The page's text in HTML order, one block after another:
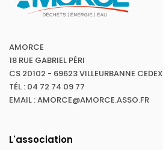
AMORCE
18 RUE GABRIEL PÉRI
CS 20102 - 69623 VILLEURBANNE CEDEX
TÉL : 04 72 74 09 77
EMAIL : AMORCE@AMORCE.ASSO.FR
L'association